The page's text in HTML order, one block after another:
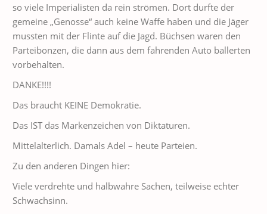
so viele Imperialisten da rein strömen. Dort durfte der
gemeine „Genosse“ auch keine Waffe haben und die Jäger
mussten mit der Flinte auf die Jagd. Büchsen waren den
Parteibonzen, die dann aus dem fahrenden Auto ballerten
vorbehalten.
DANKE!!!!
Das braucht KEINE Demokratie.
Das IST das Markenzeichen von Diktaturen.
Mittelalterlich. Damals Adel – heute Parteien.
Zu den anderen Dingen hier:
Viele verdrehte und halbwahre Sachen, teilweise echter
Schwachsinn.